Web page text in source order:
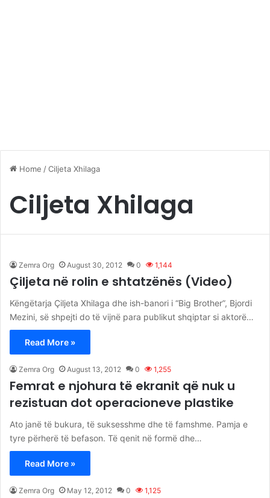
Home /Ciljeta Xhilaga
Ciljeta Xhilaga
Zemra Org August 30, 2012 0 1,144
Çiljeta në rolin e shtatzënës (Video)
Këngëtarja Çiljeta Xhilaga dhe ish-banori i “Big Brother”, Bjordi
Mezini, së shpejti do të vijnë para publikut shqiptar si aktorë…
Read More »
Zemra Org August 13, 2012 0 1,255
Femrat e njohura të ekranit që nuk u
rezistuan dot operacioneve plastike
Ato janë të bukura, të suksesshme dhe të famshme. Pamja e
tyre përherë të befason. Të qenit në formë dhe…
Read More »
Zemra Org May 12, 2012 0 1,125